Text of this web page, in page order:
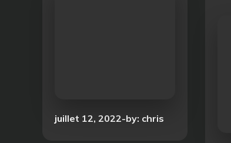
Posted
juillet 12, 2022 by: chris